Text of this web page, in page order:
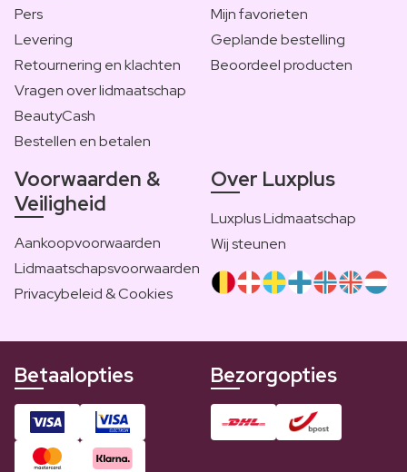
Pers
Levering
Retournering en klachten
Vragen over lidmaatschap
BeautyCash
Bestellen en betalen
Mijn favorieten
Geplande bestelling
Beoordeel producten
Voorwaarden &
Veiligheid
Aankoopvoorwaarden
Lidmaatschapsvoorwaarden
Privacybeleid & Cookies
Over Luxplus
Luxplus Lidmaatschap
Wij steunen
Betaalopties Bezorgopties